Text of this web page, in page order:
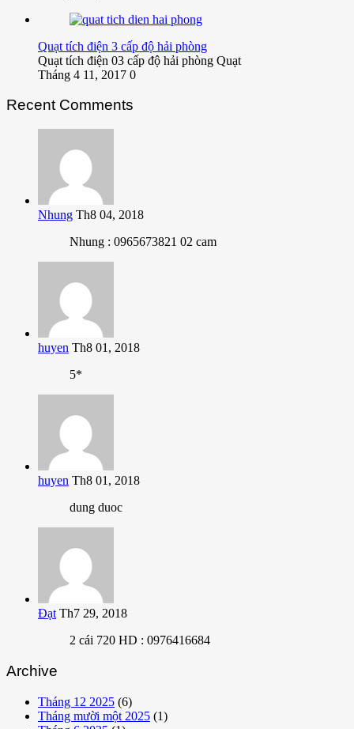
Quạt tích điện 3 cấp độ hải phòng
Quạt tích điện 03 cấp độ hải phòng Quạt
Tháng 4 11, 2017 0
Recent Comments
Nhung Th8 04, 2018
Nhung : 0965673821 02 cam
huyen Th8 01, 2018
5*
huyen Th8 01, 2018
dung duoc
Đạt Th7 29, 2018
2 cái 720 HD : 0976416684
Archive
Tháng 12 2025 (6)
Tháng mười một 2025 (1)